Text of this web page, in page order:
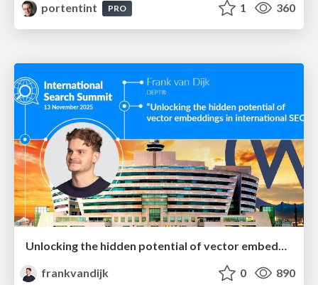
portentint
PRO 1 360
frankvandijk
0 890